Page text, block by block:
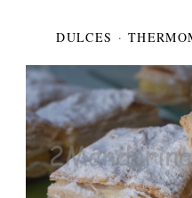
DULCES ·